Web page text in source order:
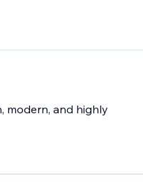
modern, and highly